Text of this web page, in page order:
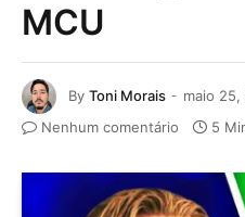
MCU
By Toni Morais
maio
Nenhum comentário
5